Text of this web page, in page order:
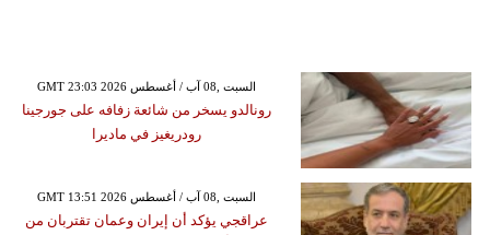
GMT 23:03 2026 السبت ,08 آب / أغسطس
رونالدو يسخر من شائعة زفافه على جورجينا
رودريغيز في ماديرا
GMT 13:51 2026 السبت ,08 آب / أغسطس
عراقجي يؤكد أن إيران وعمان تقتربان من